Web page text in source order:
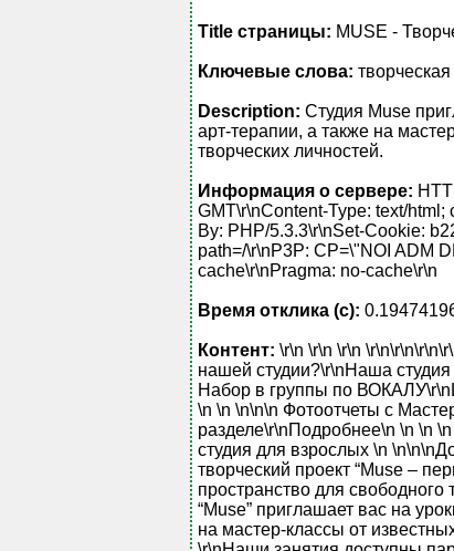
Title страницы: MUSE -
Ключевые слова: творческая
Description: Студия Muse
арт-терапии, а также на
творческих личностей.
Информация о сервере:
GMT\r\nContent-Type: text/
By: PHP/5.3.3\r\nSet-Cookie:
path=/\r\nP3P: CP=\"NOI ADM
cache\r\nPragma: no-cache\r\n
Время отклика (с):
Контент: \r\n \r\n \r\n
нашей студии?\r\nНаша студия
Набор в группы по
\n \n \n\n\n Фотоотчеты с
разделе\r\nПодробнее\n \n \n
студия для взрослых \n
творческий проект “Muse –
пространство для
“Muse” приглашает вас на
на мастер-классы от